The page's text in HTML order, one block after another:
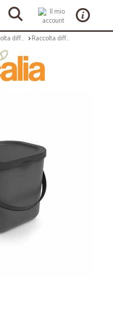
Raccolta differenziata Raccolta differenziata: Pattumiera compost albula 6 lt antracite